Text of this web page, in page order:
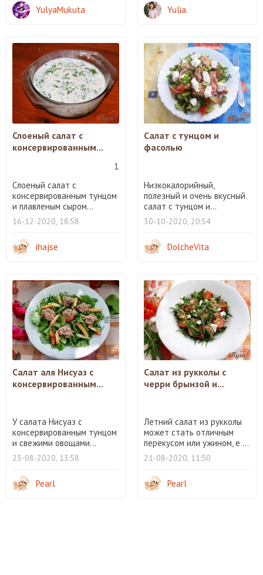
YulyaMukuta Yulia.
Слоеный салат с
консервированным...
1
Слоеный салат с
консервированным тунцом
и плавленым сыром...
16-12-2020, 18:58
ihajse
Салат с тунцом и
фасолью
Низкокалорийный,
полезный и очень вкусный
салат с тунцом и...
30-10-2020, 20:54
DolcheVita
Салат аля Нисуаз с
консервированным...
У салата Нисуаз с
консервированным тунцом
и свежими овощами...
23-08-2020, 13:58
Pearl
Салат из рукколы с
черри брынзой и...
Летний салат из рукколы
может стать отличным
перекусом или ужином, е ...
21-08-2020, 11:50
Pearl